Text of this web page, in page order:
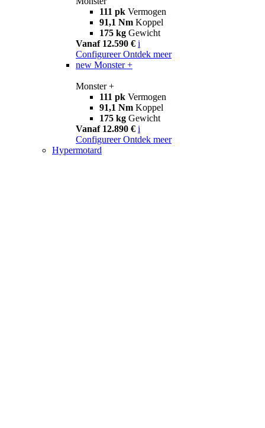
111 pk Vermogen
91,1 Nm Koppel
175 kg Gewicht
Vanaf 12.590 € i
Configureer Ontdek meer
new Monster +
Monster +
111 pk Vermogen
91,1 Nm Koppel
175 kg Gewicht
Vanaf 12.890 € i
Configureer Ontdek meer
Hypermotard